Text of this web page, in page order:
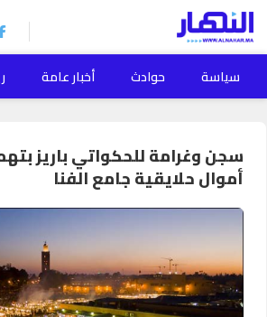
سياسة حوادث أخبار عامة
سجن وغرامة للحكواتي باريز
أموال حلايقية جامع الفنا